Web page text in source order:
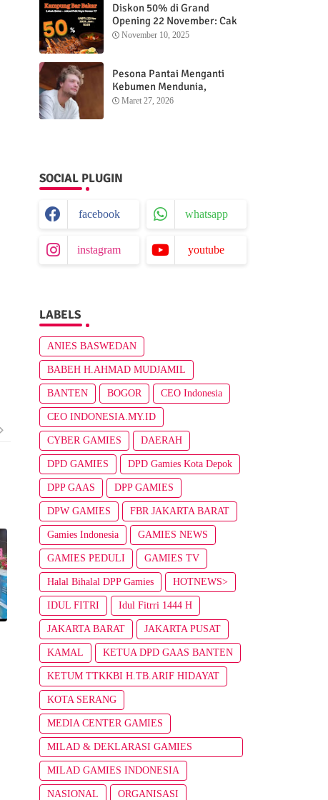
Diskon 50% di Grand
Opening 22 November: Cak
Ofi Hadirkan Balungan Bakar
November 10, 2025
Pesona Pantai Menganti
Kebumen Mendunia,
Wisatawan Mancanegara
Maret 27, 2026
SOCIAL PLUGIN
facebook whatsapp
instagram youtube
LABELS
ANIES BASWEDAN
BABEH H.AHMAD MUDJAMIL
BANTEN BOGOR CEO Indonesia
CEO INDONESIA.MY.ID
CYBER GAMIES DAERAH
DPD GAMIES DPD Gamies Kota Depok
DPP GAAS DPP GAMIES
DPW GAMIES FBR JAKARTA BARAT
Gamies Indonesia GAMIES NEWS
GAMIES PEDULI GAMIES TV
Halal Bihalal DPP Gamies HOTNEWS>
IDUL FITRI Idul Fitrri 1444 H
JAKARTA BARAT JAKARTA PUSAT
KAMAL KETUA DPD GAAS BANTEN
KETUM TTKKBI H.TB.ARIF HIDAYAT
KOTA SERANG
MEDIA CENTER GAMIES
MILAD & DEKLARASI GAMIES
INDONESIA
MILAD GAMIES INDONESIA
NASIONAL ORGANISASI